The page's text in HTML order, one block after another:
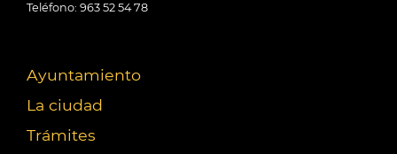
Teléfono: 963 52 54 78
Ayuntamiento
La ciudad
Trámites